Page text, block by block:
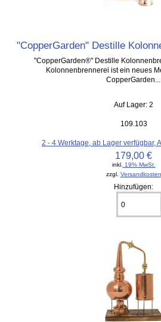
"CopperGarden" Destille
"CopperGarden®" Destille
Kolonnenbrennerei ist ein neues
CopperGarden...
Auf Lager: 2
109.103
2 - 4 Werktage, ab Lager verfügbar,
179,00 €
inkl. 19% MwSt.
zzgl. Versandkosten
Hinzufügen: